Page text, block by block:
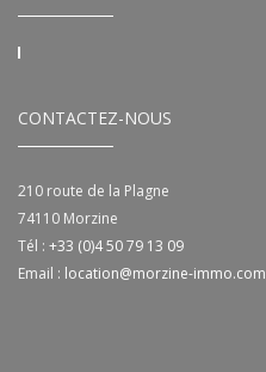
CONTACTEZ-NOUS
210 route de la Plagne
74110 Morzine
Tél : +33 (0)4 50 79 13 09
Email : location@morzine-immo.com